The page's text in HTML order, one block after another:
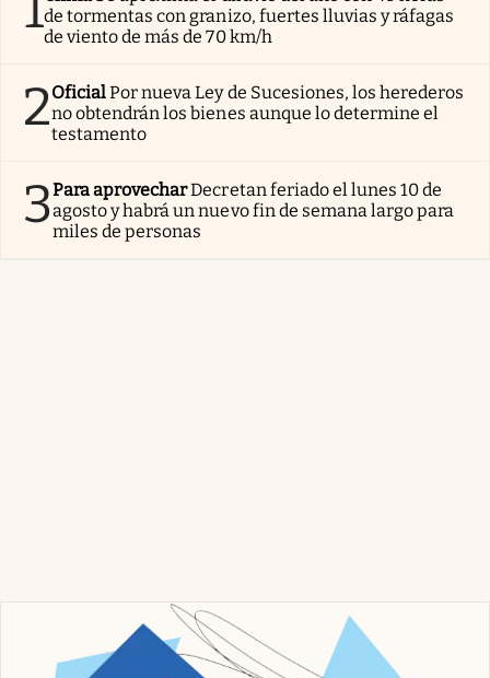
de tormentas con granizo, fuertes lluvias y ráfagas
de viento de más de 70 km/h
2OficialPor nueva Ley de Sucesiones, los herederos
no obtendrán los bienes aunque lo determine el
testamento
3Para aprovecharDecretan feriado el lunes 10 de
agosto y habrá un nuevo fin de semana largo para
miles de personas